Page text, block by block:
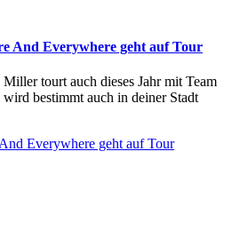
And Everywhere geht auf Tour
tourt auch dieses Jahr mit Team
bestimmt auch in deiner Stadt
Everywhere geht auf Tour